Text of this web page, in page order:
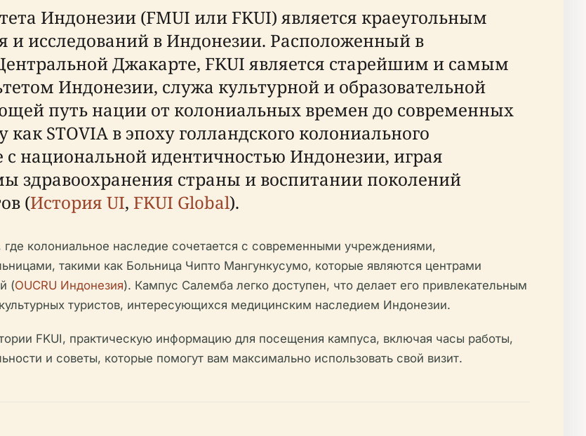
Индонезии (FMUI или FKUI) является краеугольным
и исследований в Индонезии. Расположенный в
Джакарте, FKUI является старейшим и самым
Индонезии, служа культурной и образовательной
путь нации от колониальных времен до современных
STOVIA в эпоху голландского колониального
с национальной идентичностью Индонезии, играя
здравоохранения страны и воспитании поколений
(История UI, FKUI Global).
колониальное наследие сочетается с современными учреждениями,
такими как Больница Чипто Мангункусумо, которые являются центрами
(OUCRU Индонезия). Кампус Салемба легко доступен, что делает его привлекательным
туристов, интересующихся медицинским наследием Индонезии.
FKUI, практическую информацию для посещения кампуса, включая часы работы,
и советы, которые помогут вам максимально использовать свой визит.